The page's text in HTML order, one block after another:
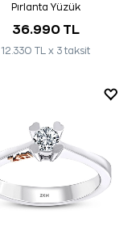
Pırlanta Yüzük
36.990 TL
12.330 TL x 3 taksit